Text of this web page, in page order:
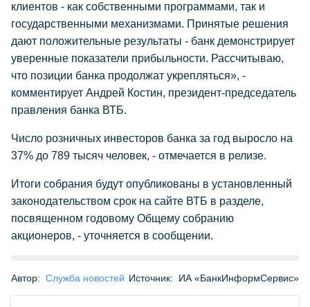
клиентов - как собственными программами, так и
государственными механизмами. Принятые решения
дают положительные результаты - банк демонстрирует
уверенные показатели прибыльности. Рассчитываю,
что позиции банка продолжат укрепляться», -
комментирует Андрей Костин, президент-председатель
правления банка ВТБ.
Число розничных инвесторов банка за год выросло на
37% до 789 тысяч человек, - отмечается в релизе.
Итоги собрания будут опубликованы в установленный
законодательством срок на сайте ВТБ в разделе,
посвященном годовому Общему собранию
акционеров, - уточняется в сообщении.
Автор: Служба новостей Источник: ИА «БанкИнформСервис»